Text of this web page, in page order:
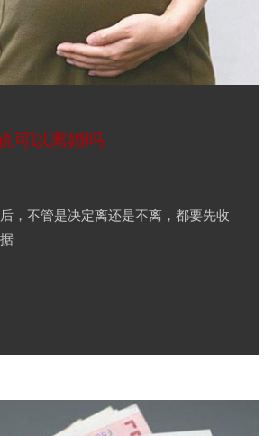
可以离婚吗
，不管是决定离还是不离，都要先收